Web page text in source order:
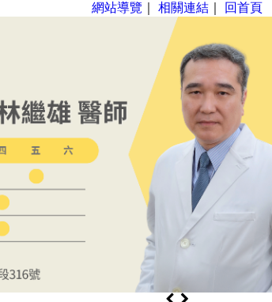
網站導覽 相關連結 回首頁